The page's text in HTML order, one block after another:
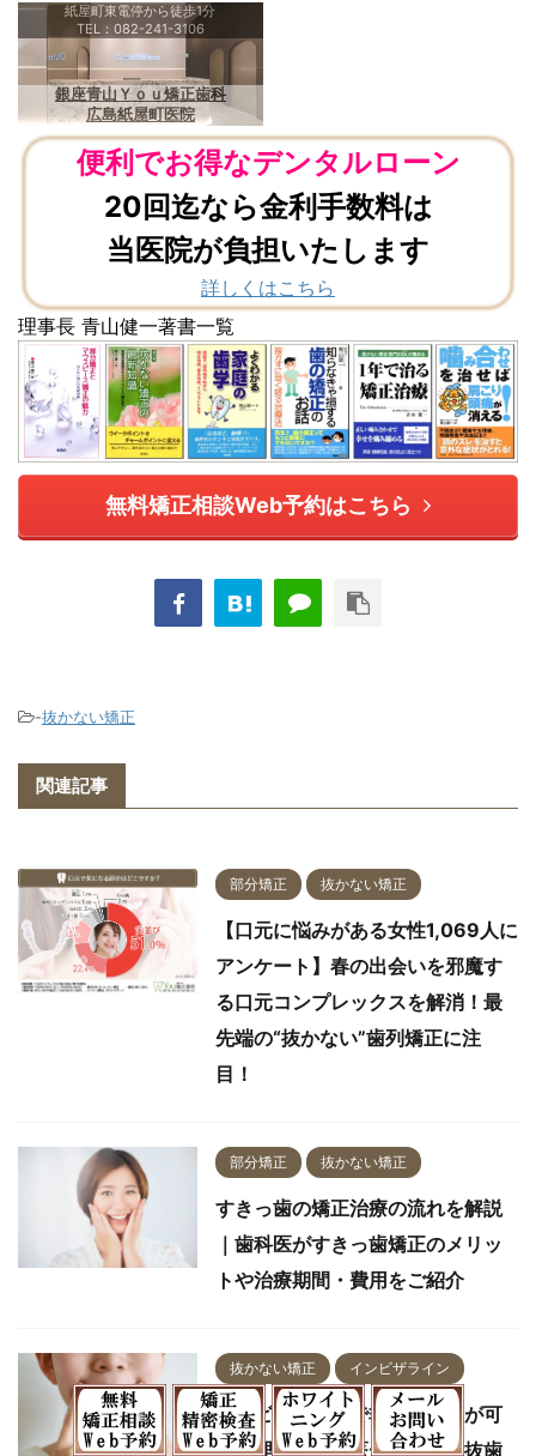
紙屋町東電停から徒歩1分
TEL：082-241-3106
銀座青山Ｙｏｕ矯正歯科
広島紙屋町医院
便利でお得なデンタルローン
20回迄なら金利手数料は
当医院が負担いたします
詳しくはこちら
理事長 青山健一著書一覧
無料矯正相談Web予約はこちら
-抜かない矯正
関連記事
部分矯正 抜かない矯正
【口元に悩みがある女性1,069人に
アンケート】春の出会いを邪魔す
る口元コンプレックスを解消！最
先端の“抜かない”歯列矯正に注
目！
部分矯正 抜かない矯正
すきっ歯の矯正治療の流れを解説
｜歯科医がすきっ歯矯正のメリッ
トや治療期間・費用をご紹介
抜かない矯正 インビザライン
インビザラインで非抜歯矯正が可
能な理由を歯科医が解説｜非抜歯